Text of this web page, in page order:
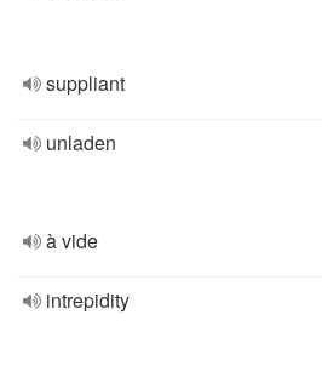
suppliant
unladen
à vide
intrepidity